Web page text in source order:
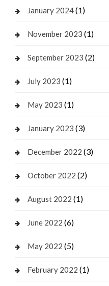
January 2024(1)
November 2023 (1)
September 2023 (2)
July 2023 (1)
May 2023 (1)
January 2023 (3)
December 2022 (3)
October 2022 (2)
August 2022 (1)
June 2022 (6)
May 2022 (5)
February 2022 (1)